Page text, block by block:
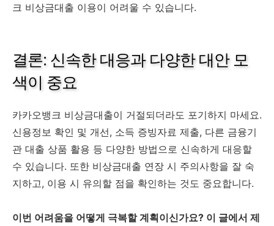
크 비상금대출 이용이 어려울 수 있습니다.
결론: 신속한 대응과 다양한 대안 모
색이 중요
카카오뱅크 비상금대출이 거절되더라도 포기하지 마세요.
신용정보 확인 및 개선, 소득 증빙자료 제출, 다른 금융기
관 대출 상품 활용 등 다양한 방법으로 신속하게 대응할
수 있습니다. 또한 비상금대출 연장 시 주의사항을 잘 숙
지하고, 이용 시 유의할 점을 확인하는 것도 중요합니다.
이번 어려움을 어떻게 극복할 계획이신가요? 이 글에서 제